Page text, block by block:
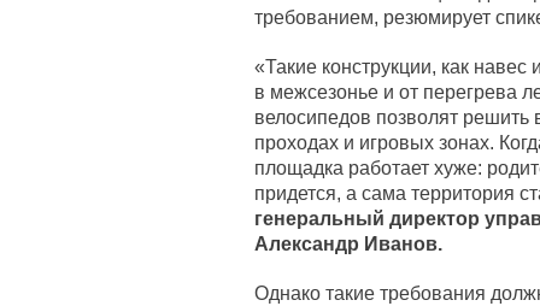
требованием, резюмирует
«Такие конструкции, как
в межсезонье и от перегрева
велосипедов позволят
проходах и игровых зонах.
площадка работает хуже:
придется, а сама территория
генеральный директор
Александр Иванов.
Однако такие требования